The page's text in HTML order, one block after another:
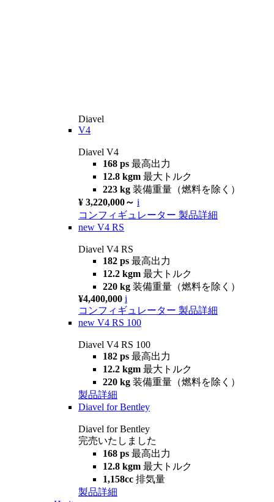
Diavel
V4
Diavel V4
168 ps 最高出力
12.8 kgm 最大トルク
223 kg 装備重量（燃料を除く）
¥ 3,220,000～ i
コンフィギュレーター 製品詳細
new V4 RS
Diavel V4 RS
182 ps 最高出力
12.2 kgm 最大トルク
220 kg 装備重量（燃料を除く）
¥4,400,000 i
コンフィギュレーター 製品詳細
new V4 RS 100
Diavel V4 RS 100
182 ps 最高出力
12.2 kgm 最大トルク
220 kg 装備重量（燃料を除く）
製品詳細
Diavel for Bentley
Diavel for Bentley
完売いたしました
168 ps 最高出力
12.8 kgm 最大トルク
1,158cc 排気量
製品詳細